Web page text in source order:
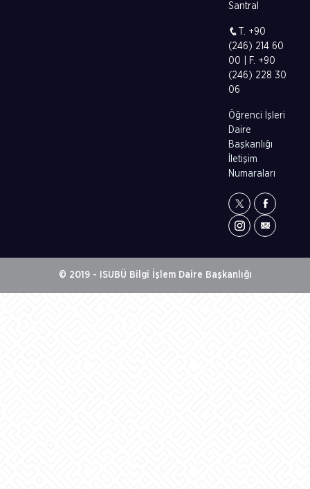
Santral
T. +90
(246) 214 60
00 | F. +90
(246) 228 30
06
Öğrenci İşleri
Daire
Başkanlığı
İletişim
Numaraları
© 2019 - ISUBÜ Bilgi İşlem Daire Başkanlığı